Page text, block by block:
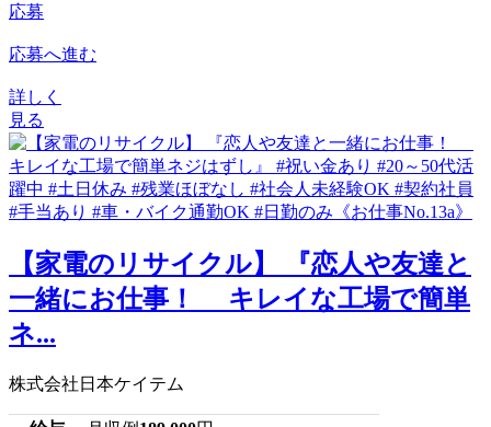
応募
応募へ進む
詳しく
見る
【家電のリサイクル】 『恋人や友達と
一緒にお仕事！ キレイな工場で簡単
ネ...
株式会社日本ケイテム